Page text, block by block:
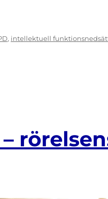
, intellektuell